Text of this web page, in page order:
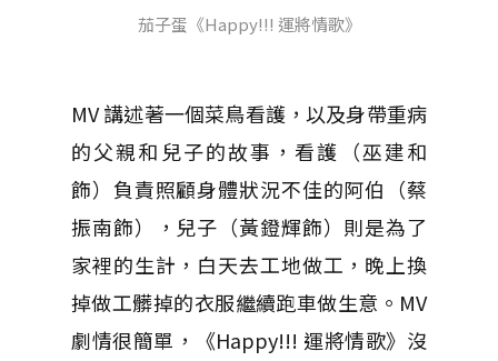
茄子蛋《Happy!!! 運將情歌》
MV 講述著一個菜鳥看護，以及身帶重病
的父親和兒子的故事，看護（巫建和
飾）負責照顧身體狀況不佳的阿伯（蔡
振南飾），兒子（黃鐙輝飾）則是為了
家裡的生計，白天去工地做工，晚上換
掉做工髒掉的衣服繼續跑車做生意。MV
劇情很簡單，《Happy!!! 運將情歌》沒